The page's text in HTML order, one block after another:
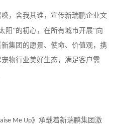
，舍我其谁，宣传新瑞鹏企业文
阳”的初心，在所有城市开展“向
集团的愿景、使命、价值观，携
物行业美好生态，满足客户需
Me Up》承载着新瑞鹏集团激